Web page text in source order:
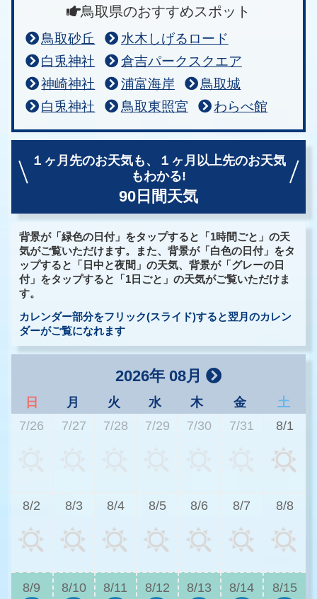
鳥取県のおすすめスポット
鳥取砂丘
水木しげるロード
白兎神社
倉吉パークスクエア
神崎神社
浦富海岸
鳥取城
白兎神社
鳥取東照宮 わらべ館
１ヶ月先のお天気も、
１ヶ月以上先のお天気
もわかる!
90日間天気
背景が「緑色の日付」をタップすると「1時間ごと」の天
気がご覧いただけます。また、背景が「白色の日付」をタ
ップすると「日中と夜間」の天気、背景が「グレーの日
付」をタップすると「1日ごと」の天気がご覧いただけま
す。
カレンダー部分をフリック(スライド)すると翌月のカレン
ダーがご覧になれます
2026年 08月
日 月 火 水 木 金
土
7/26
7/27 7/28 7/29 7/30 7/31 8/1
8/2 8/3 8/4 8/5 8/6 8/7 8/8
8/9 8/10 8/11 8/12 8/13 8/14 8/15